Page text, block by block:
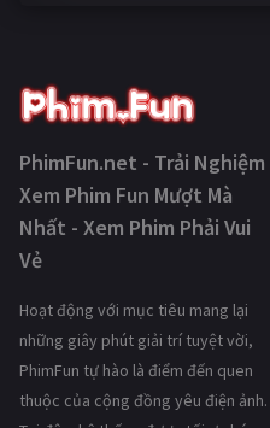
PhimFun.net - Trải Nghiệm
Xem Phim Fun Mượt Mà
Nhất - Xem Phim Phải Vui
Vẻ
Hoạt động với mục tiêu mang lại
những giây phút giải trí tuyệt vời,
PhimFun tự hào là điểm đến quen
thuộc của cộng đồng yêu điện ảnh.